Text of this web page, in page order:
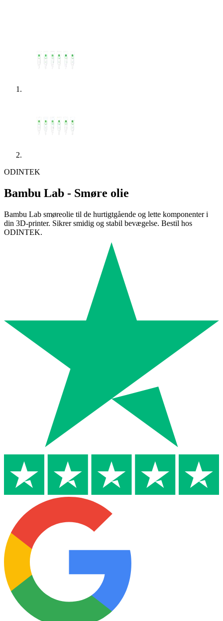
ODINTEK
Bambu Lab - Smøre olie
Bambu Lab smøreolie til de hurtigtgående og lette komponenter i
din 3D-printer. Sikrer smidig og stabil bevægelse. Bestil hos
ODINTEK.